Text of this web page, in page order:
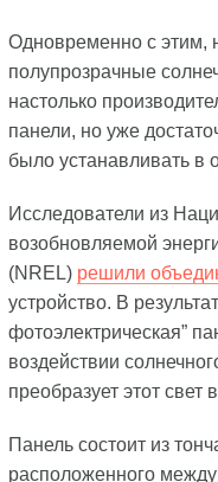
Одновременно с этим,
полупрозрачные
настолько
панели, но уже
было устанавливать в
Исследователи из
возобновляемой
(NREL) решили
устройство. В
фотоэлектрическая”
воздействии
преобразует этот свет
Панель состоит из
расположенного